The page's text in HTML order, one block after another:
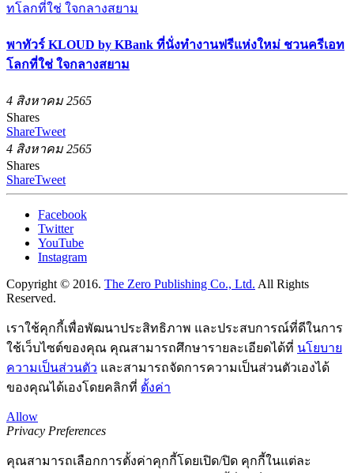
พาทัวร์ KLOUD by KBank ที่นั่งทำงานฟรีแห่งใหม่ ชวนครีเอท
โลกที่ใช่ ใจกลางสยาม
4 สิงหาคม 2565
Shares
ShareTweet
4 สิงหาคม 2565
Shares
ShareTweet
Facebook
Twitter
YouTube
Instagram
Copyright © 2016. The Zero Publishing Co., Ltd. All Rights
Reserved.
เราใช้คุกกี้เพื่อพัฒนาประสิทธิภาพ และประสบการณ์ที่ดีในการ
ใช้เว็บไซต์ของคุณ คุณสามารถศึกษารายละเอียดได้ที่ นโยบาย
ความเป็นส่วนตัว และสามารถจัดการความเป็นส่วนตัวเองได้
ของคุณได้เองโดยคลิกที่ ตั้งค่า
Allow
Privacy Preferences
คุณสามารถเลือกการตั้งค่าคุกกี้โดยเปิด/ปิด คุกกี้ในแต่ละ